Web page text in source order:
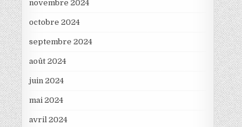
novembre 2024
octobre 2024
septembre 2024
août 2024
juin 2024
mai 2024
avril 2024